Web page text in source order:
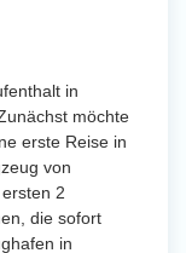
in
möchte
erste Reise in
von
2
die sofort
in